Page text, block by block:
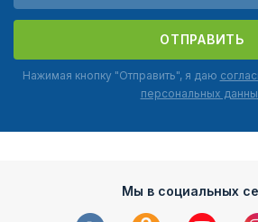
ОТПРАВИТЬ
Нажимая кнопку "Отправить", я даю
персональных
Мы в социальных